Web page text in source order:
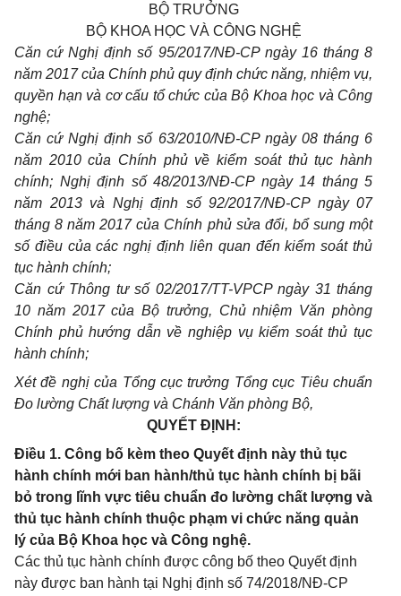
BỘ TRƯỞNG
BỘ KHOA HỌC VÀ CÔNG NGHỆ
Căn cứ Nghị định số 95/2017/NĐ-CP ngày 16 tháng 8
năm 2017 của Chính phủ quy định chức năng, nhiệm vụ,
quyền hạn và cơ cấu tổ chức của Bộ Khoa học và Công
nghệ;
Căn cứ Nghị định số 63/2010/NĐ-CP ngày 08 tháng 6
năm 2010 của Chính phủ về kiểm soát thủ tục hành
chính; Nghị định số 48/2013/NĐ-CP ngày 14 tháng 5
năm 2013 và Nghị định số 92/2017/NĐ-CP ngày 07
tháng 8 năm 2017 của Chính phủ sửa đổi, bổ sung một
số điều của các nghị định liên quan đến kiểm soát thủ
tục hành chính;
Căn cứ Thông tư số 02/2017/TT-VPCP ngày 31 tháng
10 năm 2017 của Bộ trưởng, Chủ nhiệm Văn phòng
Chính phủ hướng dẫn về nghiệp vụ kiểm soát thủ tục
hành chính;
Xét đề nghị của Tổng cục trưởng Tổng cục Tiêu chuẩn
Đo lường Chất lượng và Chánh Văn phòng Bộ,
QUYẾT ĐỊNH:
Điều 1. Công bố kèm theo Quyết định này thủ tục
hành chính mới ban hành/thủ tục hành chính bị bãi
bỏ trong lĩnh vực tiêu chuẩn đo lường chất lượng và
thủ tục hành chính thuộc phạm vi chức năng quản
lý của Bộ Khoa học và Công nghệ.
Các thủ tục hành chính được công bố theo Quyết định
này được ban hành tại Nghị định số 74/2018/NĐ-CP